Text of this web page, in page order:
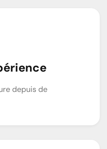
depuis de